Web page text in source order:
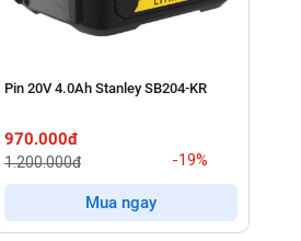
Pin 20V 4.0Ah Stanley SB204-KR
970.000đ
1.200.000đ -19%
Mua ngay